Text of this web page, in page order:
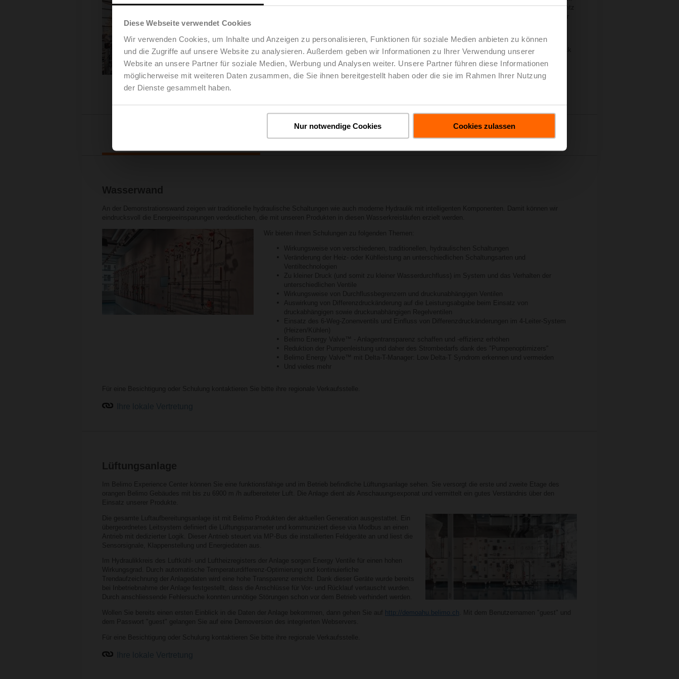
Diese Webseite verwendet Cookies
Wir verwenden Cookies, um Inhalte und Anzeigen zu personalisieren, Funktionen für soziale Medien anbieten zu können
und die Zugriffe auf unsere Website zu analysieren. Außerdem geben wir Informationen zu Ihrer Verwendung unserer
Website an unsere Partner für soziale Medien, Werbung und Analysen weiter. Unsere Partner führen diese Informationen
möglicherweise mit weiteren Daten zusammen, die Sie ihnen bereitgestellt haben oder die sie im Rahmen Ihrer Nutzung
der Dienste gesammelt haben.
Nur notwendige Cookies Cookies zulassen
zeigen Ihnen die heute aktuellsten Antriebs-, Ventil-, Sensor- und Kommunikationstechnologien im Einsatz
Eingriffe realistisch darstellen.
Sie können das Belimo Experience Center bereits jetzt virtuell besuchen und dabei einen ersten Eindruck
Virtuelle Tour starten
Wasserwand
An der Demonstrationswand zeigen wir traditionelle hydraulische Schaltungen wie auch moderne Hydraulik mit intelligenten Komponenten. Damit können wir
eindrucksvoll die Energieeinsparungen verdeutlichen, die mit unseren Produkten in diesen Wasserkreisläufen erzielt werden.
Wir bieten ihnen Schulungen zu folgenden Themen:
Wirkungsweise von verschiedenen, traditionellen, hydraulischen Schaltungen
Veränderung der Heiz- oder Kühlleistung an unterschiedlichen Schaltungsarten und
Ventiltechnologien
Zu kleiner Druck (und somit zu kleiner Wasserdurchfluss) im System und das Verhalten der
unterschiedlichen Ventile
Wirkungsweise von Durchflussbegrenzern und druckunabhängigen Ventilen
Auswirkung von Differenzdruckänderung auf die Leistungsabgabe beim Einsatz von
druckabhängigen sowie druckunabhängigen Regelventilen
Einsatz des 6-Weg-Zonenventils und Einfluss von Differenzdruckänderungen im 4-Leiter-System
(Heizen/Kühlen)
Belimo Energy Valve™ - Anlagentransparenz schaffen und -effizienz erhöhen
Reduktion der Pumpenleistung und daher des Strombedarfs dank des "Pumpenoptimizers"
Belimo Energy Valve™ mit Delta-T-Manager: Low Delta-T Syndrom erkennen und vermeiden
Und vieles mehr
Für eine Besichtigung oder Schulung kontaktieren Sie bitte ihre regionale Verkaufsstelle.
Lüftungsanlage
Im Belimo Experience Center können Sie eine funktionsfähige und im Betrieb befindliche Lüftungsanlage sehen. Sie versorgt die erste und zweite Etage des
orangen Belimo Gebäudes mit bis zu 6900 m /h aufbereiteter Luft. Die Anlage dient als Anschauungsexponat und vermittelt ein gutes Verständnis über den
Einsatz unserer Produkte.
Die gesamte Luftaufbereitungsanlage ist mit Belimo Produkten der aktuellen Generation ausgestattet. Ein
übergeordnetes Leitsystem definiert die Lüftungsparameter und kommuniziert diese via Modbus an einen
Antrieb mit dedizierter Logik. Dieser Antrieb steuert via MP-Bus die installierten Feldgeräte an und liest die
Sensorsignale, Klappenstellung und Energiedaten aus.
Im Hydraulikkreis des Luftkühl- und Luftheizregisters der Anlage sorgen Energy Ventile für einen hohen
Wirkungsgrad. Durch automatische Temperaturdifferenz-Optimierung und kontinuierliche
Trendaufzeichnung der Anlagedaten wird eine hohe Transparenz erreicht. Dank dieser Geräte wurde bereits
bei Inbetriebnahme der Anlage festgestellt, dass die Anschlüsse für Vor- und Rücklauf vertauscht wurden.
Durch anschliessende Fehlersuche konnten unnötige Störungen schon vor dem Betrieb verhindert werden.
Wollen Sie bereits einen ersten Einblick in die Daten der Anlage bekommen, dann gehen Sie auf http://demoahu.belimo.ch . Mit dem Benutzernamen "guest" und
dem Passwort "guest" gelangen Sie auf eine Demoversion des integrierten Webservers.
Für eine Besichtigung oder Schulung kontaktieren Sie bitte ihre regionale Verkaufsstelle.